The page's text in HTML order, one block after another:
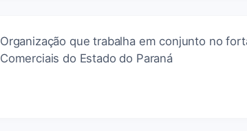
Organização que trabalha em conjunto no
Comerciais do Estado do Paraná